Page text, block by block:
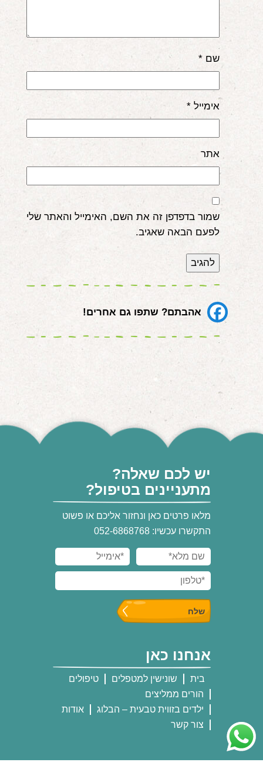
שם *
אימייל *
אתר
שמור בדפדפן זה את השם, האימייל והאתר שלי
לפעם הבאה שאגיב.
אהבתם? שתפו גם אחרים!
יש לכם שאלה?
מתעניינים בטיפול?
מלאו פרטים כאן ונחזור אליכם או פשוט
התקשרו עכשיו: 052-6868768
אנחנו כאן
בית שונישין למטפלים
טיפולים
הורים ממליצים
ילדים בזווית טבעית – הבלוג
אודות
צור קשר